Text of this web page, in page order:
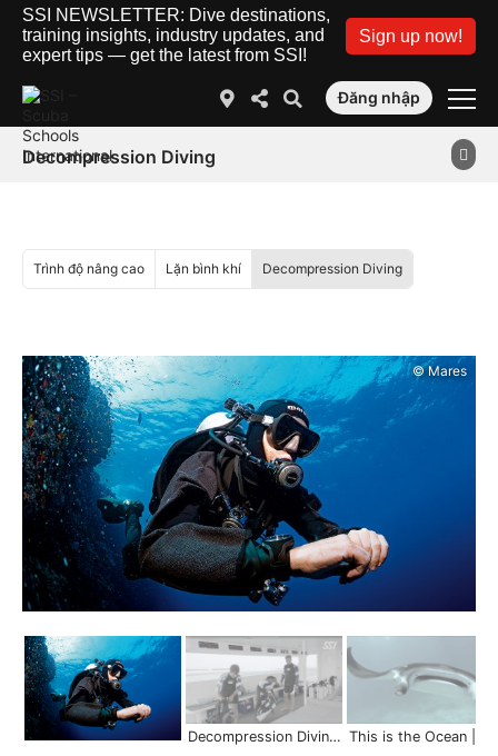
SSI NEWSLETTER: Dive destinations,
training insights, industry updates, and
expert tips — get the latest from SSI!
Sign up now!
Đăng nhập
Decompression Diving
Trình độ nâng cao Lặn bình khí Decompression Diving
© Mares
Decompression Diving Specialty | Dive Beyond No-Decompression Limits